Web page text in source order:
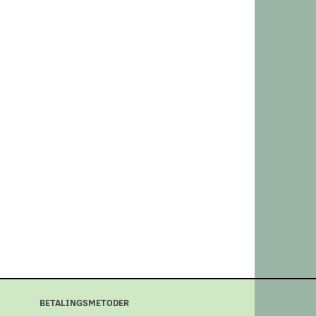
BETALINGSMETODER